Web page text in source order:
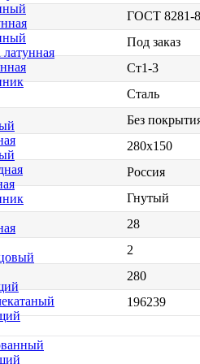
ГОСТ 8281-
Под заказ
Ст1-3
Сталь
Без
280х150
Россия
Гнутый
28
2
280
196239